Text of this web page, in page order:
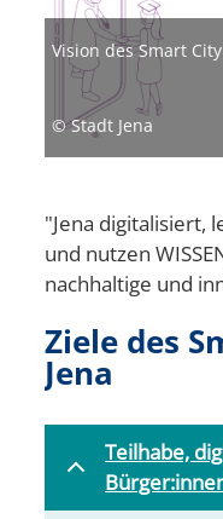
Vision des Smart
© Stadt Jena
"Jena digitalisiert,
und nutzen
nachhaltige und
Ziele des
Jena
Teilhabe,